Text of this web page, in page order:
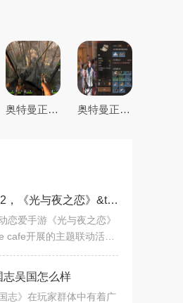
奥特曼正义降临最全游戏攻略解说_奥特曼正义降临最新游戏技巧通关 奥特曼正义降临最全游戏攻略解说_奥特曼正义降临最新游戏技巧通关
共迎2022，《光与夜之恋》&times; animate cafe元旦活动正式落幕
恋爱手游《光与夜之恋》
cafe开展的主题联动活
恋》× animate cafe上海
志吴国怎么样
志》在玩家群体中有着广